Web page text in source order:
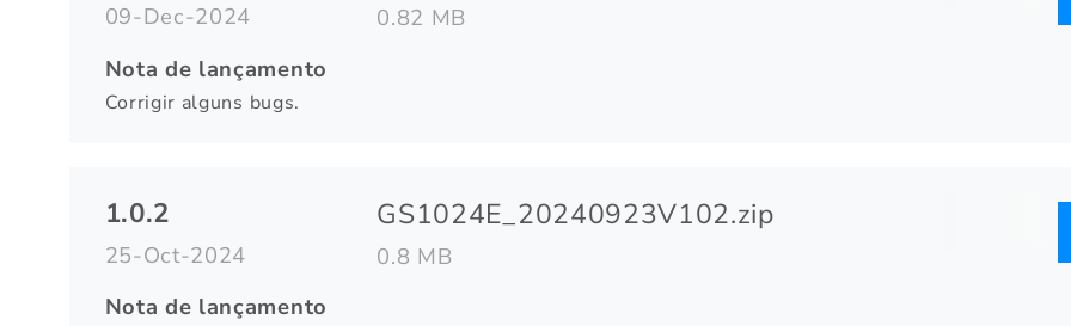
09-Dec-2024 0.82 MB
Nota de lançamento
Corrigir alguns bugs.
1.0.2
25-Oct-2024
GS1024E_20240923V102.zip
0.8 MB
Nota de lançamento